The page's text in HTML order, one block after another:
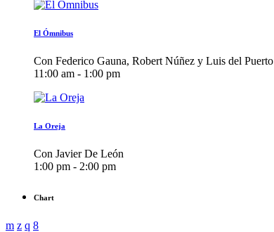
El Ómnibus
Con Federico Gauna, Robert Núñez y Luis del Puerto
11:00 am - 1:00 pm
La Oreja
Con Javier De León
1:00 pm - 2:00 pm
Chart